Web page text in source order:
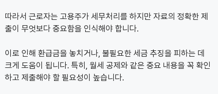
따라서 근로자는 고용주가 세무처리를 하지만 자료의 정확한 제
출이 무엇보다 중요함을 인식해야 합니다.
이로 인해 환급금을 놓치거나, 불필요한 세금 추징을 피하는 데
크게 도움이 됩니다. 특히, 월세 공제와 같은 중요 내용을 꼭 확인
하고 제출해야 할 필요성이 높습니다.